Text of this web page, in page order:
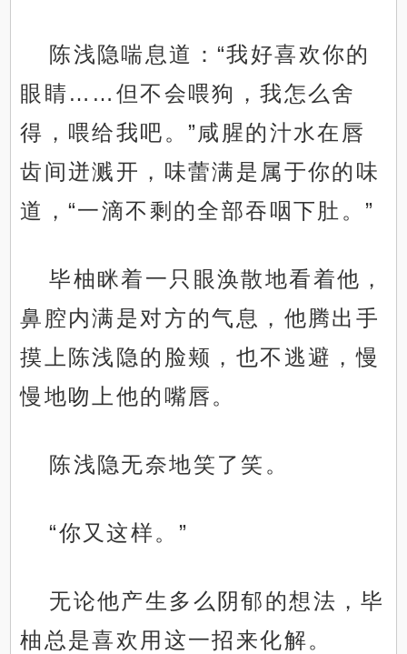
陈浅隐喘息道：“我好喜欢你的
眼睛……但不会喂狗，我怎么舍
得，喂给我吧。”咸腥的汁水在唇
齿间迸溅开，味蕾满是属于你的味
道，“一滴不剩的全部吞咽下肚。”
毕柚眯着一只眼涣散地看着他，
鼻腔内满是对方的气息，他腾出手
摸上陈浅隐的脸颊，也不逃避，慢
慢地吻上他的嘴唇。
陈浅隐无奈地笑了笑。
“你又这样。”
无论他产生多么阴郁的想法，毕
柚总是喜欢用这一招来化解。